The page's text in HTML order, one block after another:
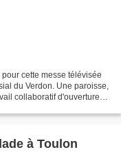
du Verdon. Une paroisse,
collaboratif d'ouverture
à Toulon